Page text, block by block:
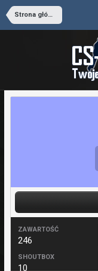
Strona główna
ZAWARTOŚĆ
246
SHOUTBOX
10